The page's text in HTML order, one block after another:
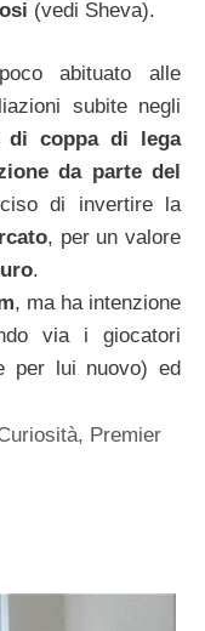
(vedi Sheva).
abituato alle
subite negli
coppa di lega
da parte del
di invertire la
, per un valore
.
, ma ha intenzione
via i giocatori
per lui nuovo) ed
, Premier